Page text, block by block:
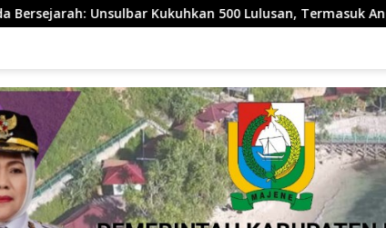
500 Lulusan, Termasuk Angkatan Pertama Magister